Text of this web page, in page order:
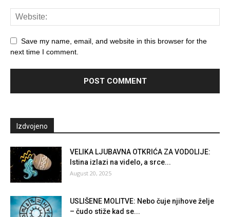
Save my name, email, and website in this browser for the
next time I comment.
Izdvojeno
VELIKA LJUBAVNA OTKRIĆA ZA VODOLIJE:
Istina izlazi na videlo, a srce...
August 20, 2025
USLIŠENE MOLITVE: Nebo čuje njihove želje
– čudo stiže kad se...